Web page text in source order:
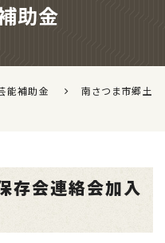
助金
能補助金
南さつま市郷土
存会連絡会加入